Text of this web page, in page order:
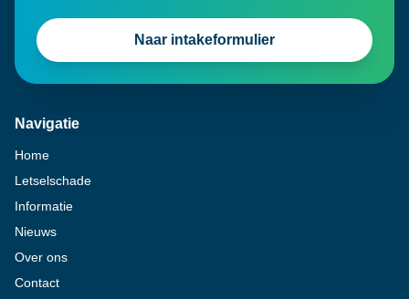
Naar intakeformulier
Navigatie
Home
Letselschade
Informatie
Nieuws
Over ons
Contact